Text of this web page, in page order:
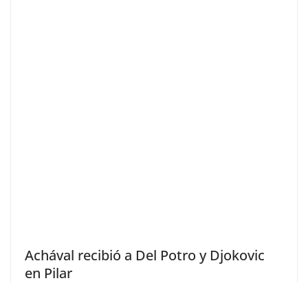
Achával recibió a Del Potro y Djokovic
en Pilar